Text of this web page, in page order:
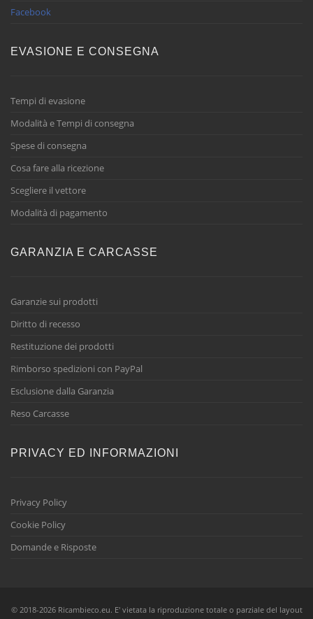
Facebook
EVASIONE E CONSEGNA
Tempi di evasione
Modalità e Tempi di consegna
Spese di consegna
Cosa fare alla ricezione
Scegliere il vettore
Modalità di pagamento
GARANZIA E CARCASSE
Garanzie sui prodotti
Diritto di recesso
Restituzione dei prodotti
Rimborso spedizioni con PayPal
Esclusione dalla Garanzia
Reso Carcasse
PRIVACY ED INFORMAZIONI
Privacy Policy
Cookie Policy
Domande e Risposte
© 2018-2026 Ricambieco.eu. E' vietata la riproduzione totale o parziale del layout